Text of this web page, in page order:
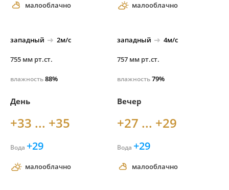
малооблачно
западный 2м/с
755 мм рт.ст.
влажность88%
малооблачно
западный 4м/с
757 мм рт.ст.
влажность79%
День
+33 ... +35
Вода +29
малооблачно
Вечер
+27 ... +29
Вода +29
малооблачно